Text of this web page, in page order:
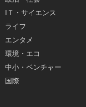
IＴ・サイエンス
ライフ
エンタメ
環境・エコ
中小・ベンチャー
国際